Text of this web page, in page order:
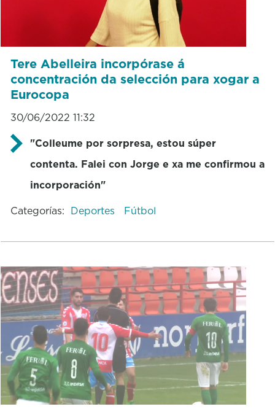
Tere Abelleira incorpórase á
concentración da selección para xogar a
Eurocopa
30/06/2022 11:32
"Colleume por sorpresa, estou súper
contenta. Falei con Jorge e xa me confirmou a
incorporación"
Categorías: Deportes Fútbol